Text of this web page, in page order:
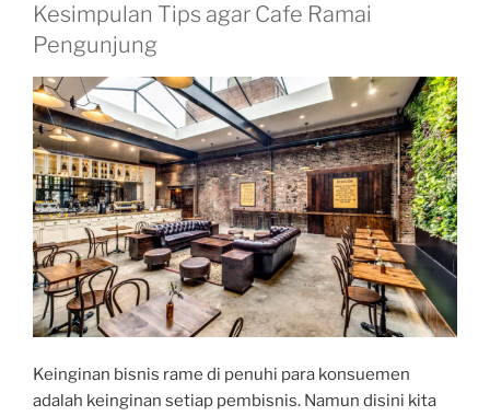
Kesimpulan Tips agar Cafe Ramai
Pengunjung
Keinginan bisnis rame di penuhi para konsuemen
adalah keinginan setiap pembisnis. Namun disini kita